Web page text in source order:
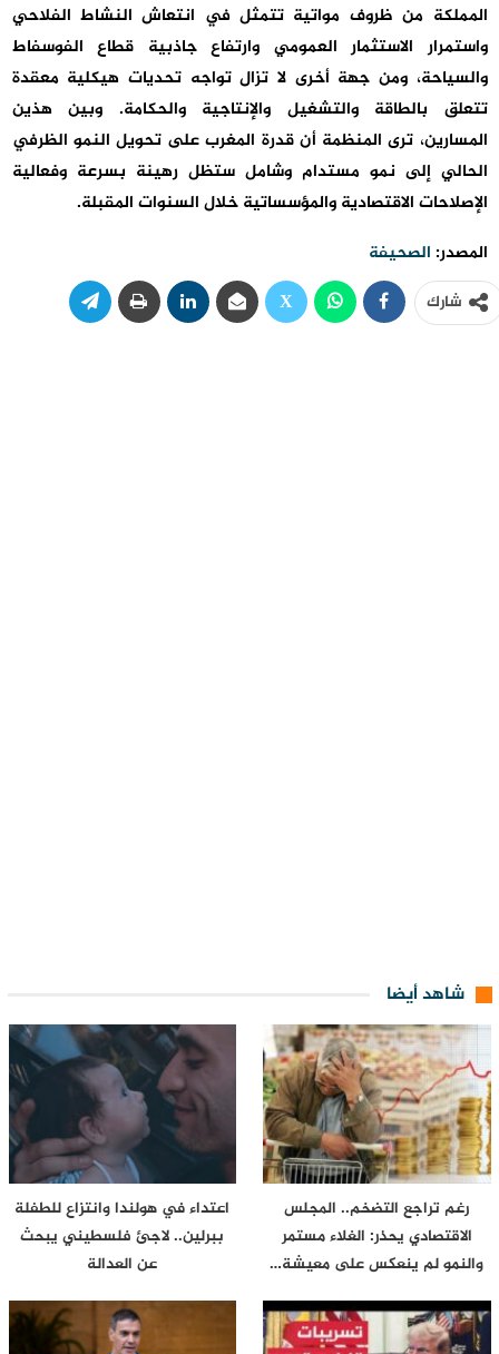
المملكة من ظروف مواتية تتمثل في انتعاش النشاط الفلاحي
واستمرار الاستثمار العمومي وارتفاع جاذبية قطاع الفوسفاط
والسياحة، ومن جهة أخرى لا تزال تواجه تحديات هيكلية معقدة
تتعلق بالطاقة والتشغيل والإنتاجية والحكامة. وبين هذين
المسارين، ترى المنظمة أن قدرة المغرب على تحويل النمو الظرفي
الحالي إلى نمو مستدام وشامل ستظل رهينة بسرعة وفعالية
الإصلاحات الاقتصادية والمؤسساتية خلال السنوات المقبلة.
المصدر: الصحيفة
شارك
شاهد أيضا
رغم تراجع التضخم.. المجلس
الاقتصادي يحذر: الغلاء مستمر
والنمو لم ينعكس على معيشة…
اعتداء في هولندا وانتزاع للطفلة
ببرلين.. لاجئ فلسطيني يبحث
عن العدالة